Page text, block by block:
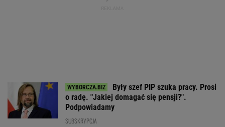
Były szef PIP szuka pracy. Prosi
o radę. "Jakiej domagać się pensji?".
Podpowiadamy
SUBSKRYPCJA